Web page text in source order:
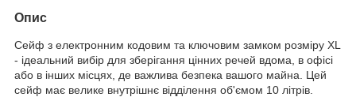
Опис
Сейф з електронним кодовим та ключовим замком розміру XL
- ідеальний вибір для зберігання цінних речей вдома, в офісі
або в інших місцях, де важлива безпека вашого майна. Цей
сейф має велике внутрішнє відділення об'ємом 10 літрів.